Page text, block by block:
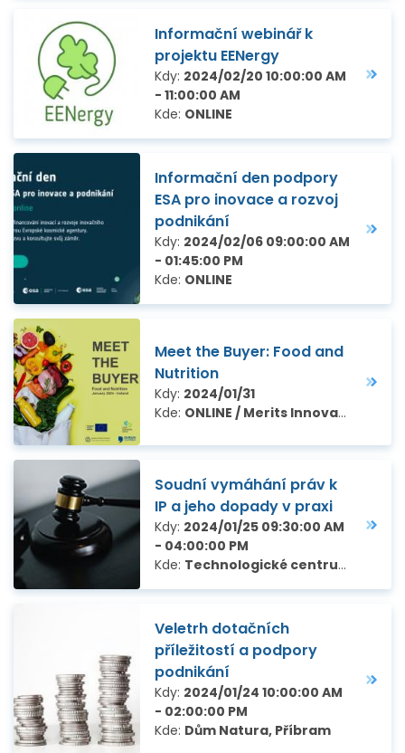
Informační webinář k
projektu EENergy
Kdy: 2024/02/20 10:00:00 AM
- 11:00:00 AM
Kde: ONLINE
Informační den podpory
ESA pro inovace a rozvoj
podnikání
Kdy: 2024/02/06 09:00:00 AM
- 01:45:00 PM
Kde: ONLINE
Meet the Buyer: Food and
Nutrition
Kdy: 2024/01/31
Kde: ONLINE / Merits Innovation Thinkspace, Irsko
Soudní vymáhání práv k
IP a jeho dopady v praxi
Kdy: 2024/01/25 09:30:00 AM
- 04:00:00 PM
Kde: Technologické centrum Praha, Ve Struhách 27, Praha 6
Veletrh dotačních
příležitostí a podpory
podnikání
Kdy: 2024/01/24 10:00:00 AM
- 02:00:00 PM
Kde: Dům Natura, Příbram